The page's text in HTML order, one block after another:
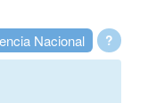
?
Nacional